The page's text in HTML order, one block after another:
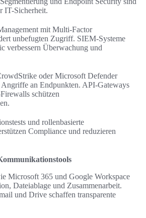
IT-Sicherheit.
mit Multi-Factor
unbefugten Zugriff. SIEM-Systeme
verbessern Überwachung und
oder Microsoft Defender
Angriffe an Endpunkten. API-Gateways
schützen
und rollenbasierte
Compliance und reduzieren
Microsoft 365 und Google Workspace
Dateiablage und Zusammenarbeit.
und Drive schaffen transparente